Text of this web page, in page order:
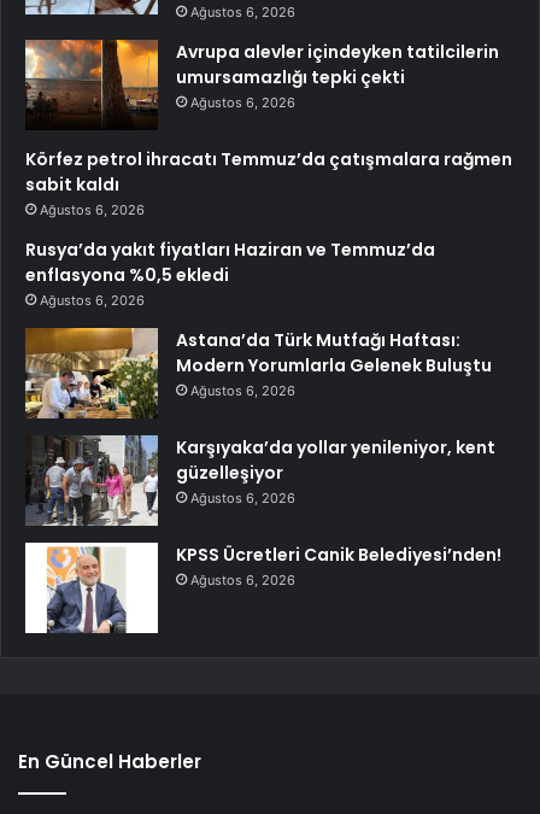
Ağustos 6, 2026
Avrupa alevler içindeyken tatilcilerin
umursamazlığı tepki çekti
Ağustos 6, 2026
Körfez petrol ihracatı Temmuz’da çatışmalara rağmen
sabit kaldı
Ağustos 6, 2026
Rusya’da yakıt fiyatları Haziran ve Temmuz’da
enflasyona %0,5 ekledi
Ağustos 6, 2026
Astana’da Türk Mutfağı Haftası:
Modern Yorumlarla Gelenek Buluştu
Ağustos 6, 2026
Karşıyaka’da yollar yenileniyor, kent
güzelleşiyor
Ağustos 6, 2026
KPSS Ücretleri Canik Belediyesi’nden!
Ağustos 6, 2026
En Güncel Haberler